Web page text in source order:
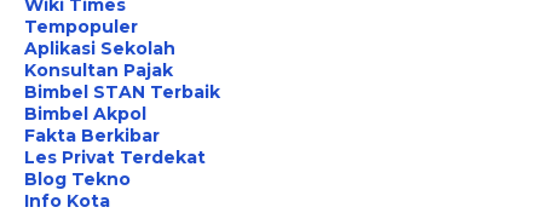
Wiki Times
Tempopuler
Aplikasi Sekolah
Konsultan Pajak
Bimbel STAN Terbaik
Bimbel Akpol
Fakta Berkibar
Les Privat Terdekat
Blog Tekno
Info Kota